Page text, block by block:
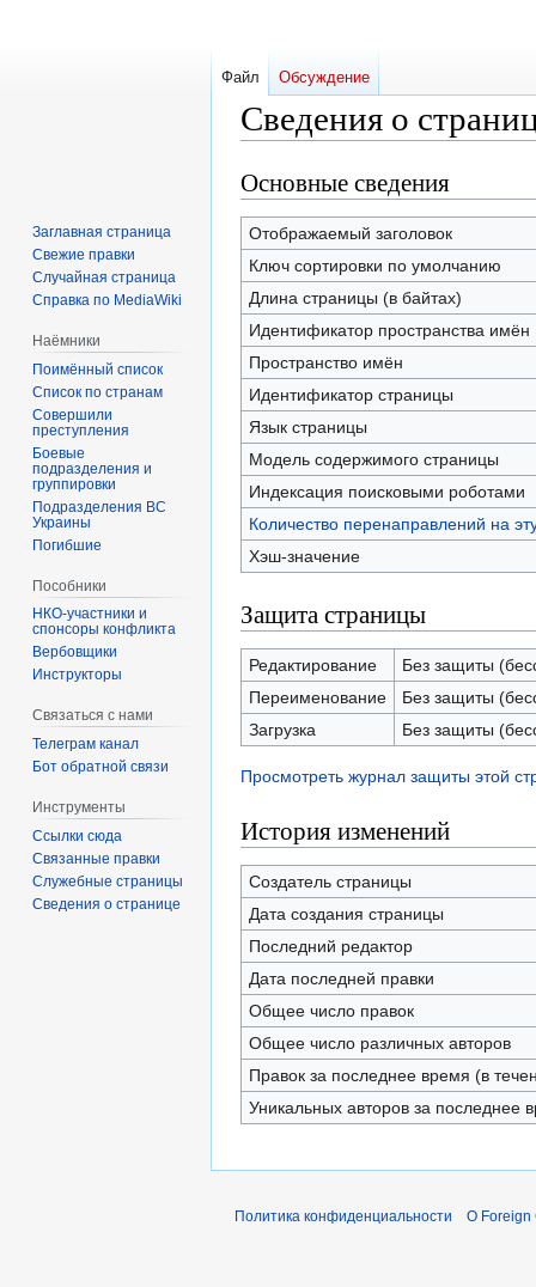
Сведения о
Перейти
к
навигации
Перейти
к
поиску
Основные сведения
Отображаемый заголовок
Ключ сортировки по умолчанию
Длина страницы (в байтах)
Идентификатор пространства имён
Пространство имён
Идентификатор страницы
Язык страницы
Модель содержимого страницы
Индексация поисковыми роботами
Количество перенаправлений на
Хэш-значение
Защита страницы
Редактирование
Без защиты
Переименование
Без защиты
Загрузка
Без защиты
Просмотреть журнал защиты этой
История изменений
Создатель страницы
Дата создания страницы
Последний редактор
Дата последней правки
Общее число правок
Общее число различных авторов
Правок за последнее время (в
Уникальных авторов за последнее
Файл Обсуждение
Заглавная страница
Свежие правки
Случайная страница
Справка по MediaWiki
Наёмники
Поимённый список
Список по странам
Совершили
преступления
Боевые
подразделения и
группировки
Подразделения ВС
Украины
Погибшие
Пособники
спонсоры конфликта
‏‎Вербовщики
Инструкторы
Связаться с нами
Телеграм канал
Бот обратной связи
Инструменты
Ссылки сюда
Связанные правки
Служебные страницы
Сведения о странице
Политика конфиденциальности О Foreign